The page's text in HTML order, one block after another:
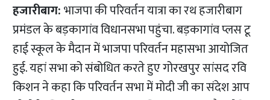
हजारीबाग:भाजपा की परिवर्तन यात्रा का रथ हजारीबाग
प्रमंडल के बड़कागांव विधानसभा पहुंचा. बड़कागांव प्लस टू
हाई स्कूल के मैदान में भाजपा परिवर्तन महासभा आयोजित
हुई. यहां सभा को संबोधित करते हुए गोरखपुर सांसद रवि
किशन ने कहा कि परिवर्तन सभा में मोदी जी का संदेश आप